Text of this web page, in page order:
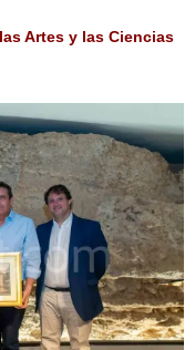
Artes y las Ciencias